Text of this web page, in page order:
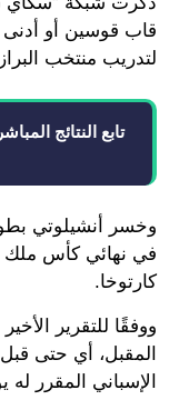
قاب قوسين أو أدنى
لتدريب منتخب
تابع النتائج
وخسر أنشيلوتي
كارتوخا.
ووفقًا للتقرير
المقبل، أي حتى
الإسباني المقرر له يوم 12 مايو